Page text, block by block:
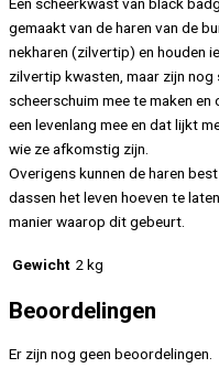
Een scheerkwast van black
gemaakt van de haren van de
nekharen (zilvertip) en houden
zilvertip kwasten, maar zijn
scheerschuim mee te maken
een levenlang mee en dat lijkt
wie ze afkomstig zijn.
Overigens kunnen de haren
dassen het leven hoeven te
manier waarop dit gebeurt.
Gewicht 2 kg
Beoordelingen
Er zijn nog geen beoordelingen.